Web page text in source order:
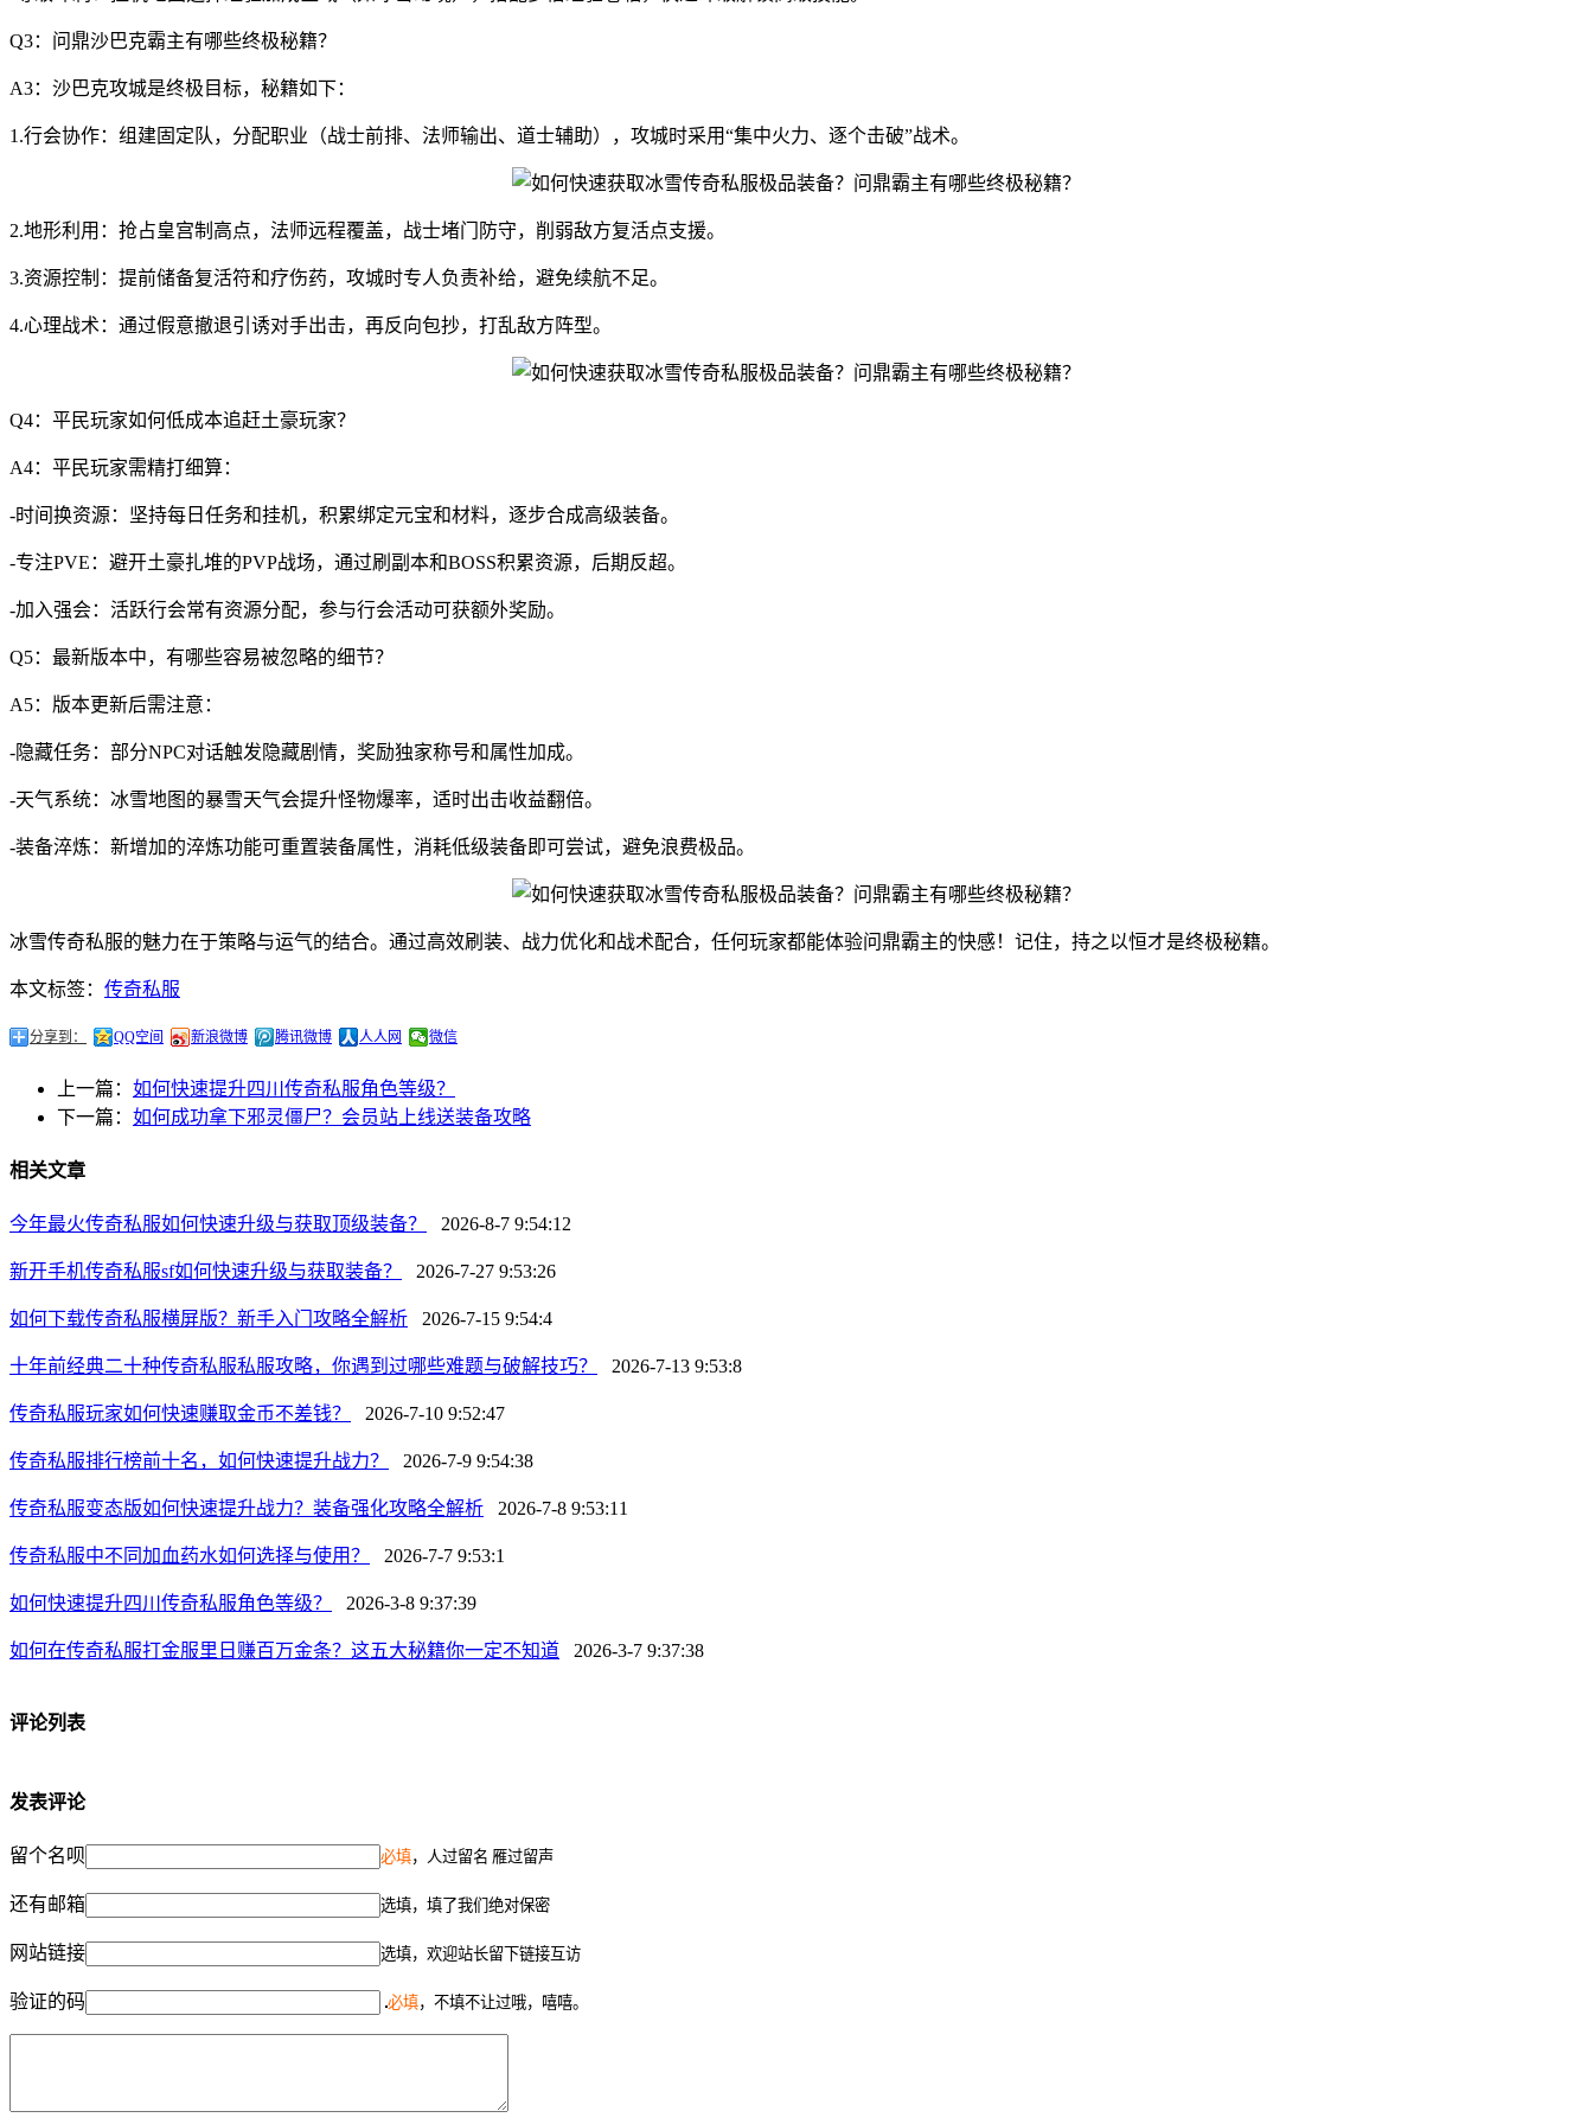
Q3：问鼎沙巴克霸主有哪些终极秘籍？
A3：沙巴克攻城是终极目标，秘籍如下：
1.行会协作：组建固定队，分配职业（战士前排、法师输出、道士辅助），攻城时采用“集中火力、逐个击破”战术。
2.地形利用：抢占皇宫制高点，法师远程覆盖，战士堵门防守，削弱敌方复活点支援。
3.资源控制：提前储备复活符和疗伤药，攻城时专人负责补给，避免续航不足。
4.心理战术：通过假意撤退引诱对手出击，再反向包抄，打乱敌方阵型。
Q4：平民玩家如何低成本追赶土豪玩家？
A4：平民玩家需精打细算：
-时间换资源：坚持每日任务和挂机，积累绑定元宝和材料，逐步合成高级装备。
-专注PVE：避开土豪扎堆的PVP战场，通过刷副本和BOSS积累资源，后期反超。
-加入强会：活跃行会常有资源分配，参与行会活动可获额外奖励。
Q5：最新版本中，有哪些容易被忽略的细节？
A5：版本更新后需注意：
-隐藏任务：部分NPC对话触发隐藏剧情，奖励独家称号和属性加成。
-天气系统：冰雪地图的暴雪天气会提升怪物爆率，适时出击收益翻倍。
-装备淬炼：新增加的淬炼功能可重置装备属性，消耗低级装备即可尝试，避免浪费极品。
冰雪传奇私服的魅力在于策略与运气的结合。通过高效刷装、战力优化和战术配合，任何玩家都能体验问鼎霸主的快感！记住，持之以恒才是终极秘籍。
本文标签： 传奇私服
分享到： QQ空间 新浪微博 腾讯微博 人人网 微信
上一篇： 如何快速提升四川传奇私服角色等级？
下一篇： 如何成功拿下邪灵僵尸？会员站上线送装备攻略
相关文章
今年最火传奇私服如何快速升级与获取顶级装备？ 2026-8-7 9:54:12
新开手机传奇私服sf如何快速升级与获取装备？ 2026-7-27 9:53:26
如何下载传奇私服横屏版？新手入门攻略全解析 2026-7-15 9:54:4
十年前经典二十种传奇私服私服攻略，你遇到过哪些难题与破解技巧？ 2026-7-13 9:53:8
传奇私服玩家如何快速赚取金币不差钱？ 2026-7-10 9:52:47
传奇私服排行榜前十名，如何快速提升战力？ 2026-7-9 9:54:38
传奇私服变态版如何快速提升战力？装备强化攻略全解析 2026-7-8 9:53:11
传奇私服中不同加血药水如何选择与使用？ 2026-7-7 9:53:1
如何快速提升四川传奇私服角色等级？ 2026-3-8 9:37:39
如何在传奇私服打金服里日赚百万金条？这五大秘籍你一定不知道 2026-3-7 9:37:38
评论列表
发表评论
留个名呗 必填，人过留名 雁过留声
还有邮箱 选填，填了我们绝对保密
网站链接 选填，欢迎站长留下链接互访
验证的码 必填，不填不让过哦，嘻嘻。